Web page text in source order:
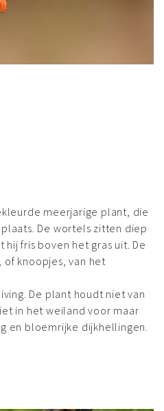
meerjarige plant, die
De wortels zitten diep
fris boven het gras uit. De
of knoopjes, van het
De plant houdt niet van
in het weiland voor maar
en bloemrijke dijkhellingen.